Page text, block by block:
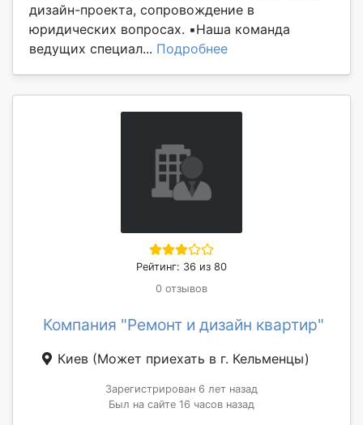
дизайн-проекта, сопровождение в
юридических вопросах. ▪️Наша команда
ведущих специал... Подробнее
Рейтинг: 36 из 80
0 отзывов
Компания "Ремонт и дизайн квартир"
Киев (Может приехать в г. Кельменцы)
Зарегистрирован 6 лет назад
Был на сайте 16 часов назад